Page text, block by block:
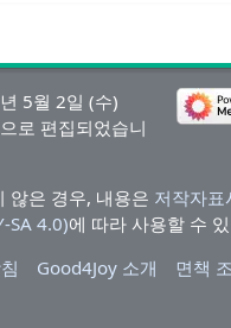
5월 2일 (수)
로 편집되었습니
않은 경우, 내용은 저작자
SA 4.0)에 따라 사용할 수
Good4Joy 소개 면책